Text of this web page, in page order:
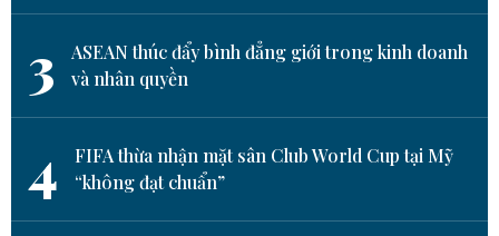
3
ASEAN thúc đẩy bình đẳng giới trong kinh doanh
và nhân quyền
4
FIFA thừa nhận mặt sân Club World Cup tại Mỹ
“không đạt chuẩn”